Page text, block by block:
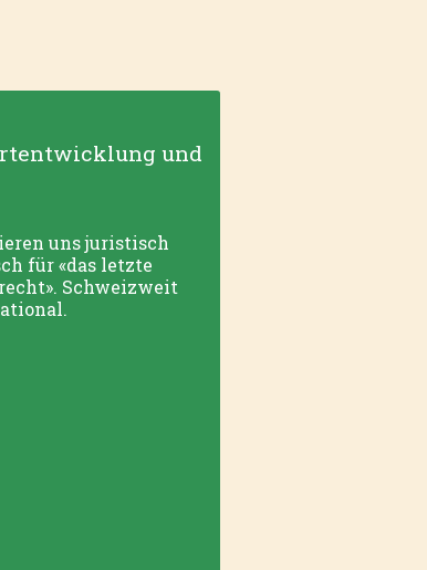
und
uns juristisch
für «das letzte
Schweizweit